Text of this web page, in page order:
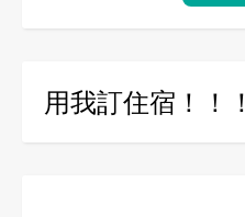
用我訂住宿！！！